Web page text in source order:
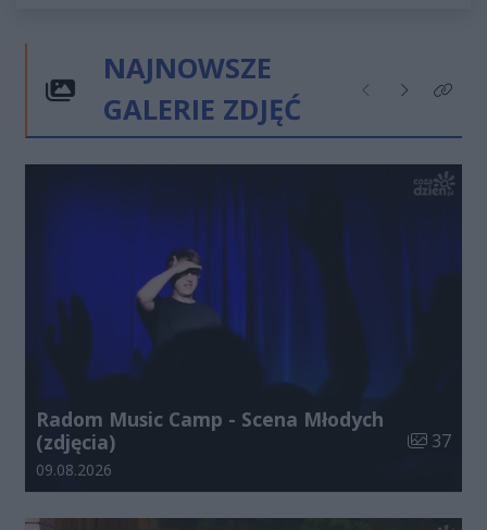
NAJNOWSZE
GALERIE ZDJĘĆ
Poprzednie
NastępneKliknij
Radom Music Camp - Scena Młodych
(zdjęcia)
Liczba
37
Data dodania galerii:
09.08.2026